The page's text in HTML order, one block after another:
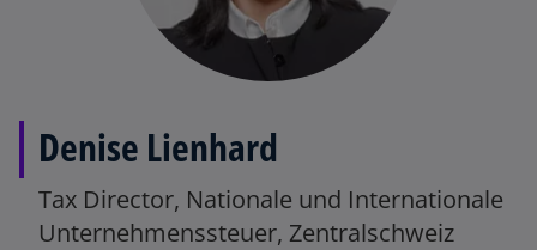
Denise Lienhard
Tax Director, Nationale und Internationale
Unternehmenssteuer, Zentralschweiz